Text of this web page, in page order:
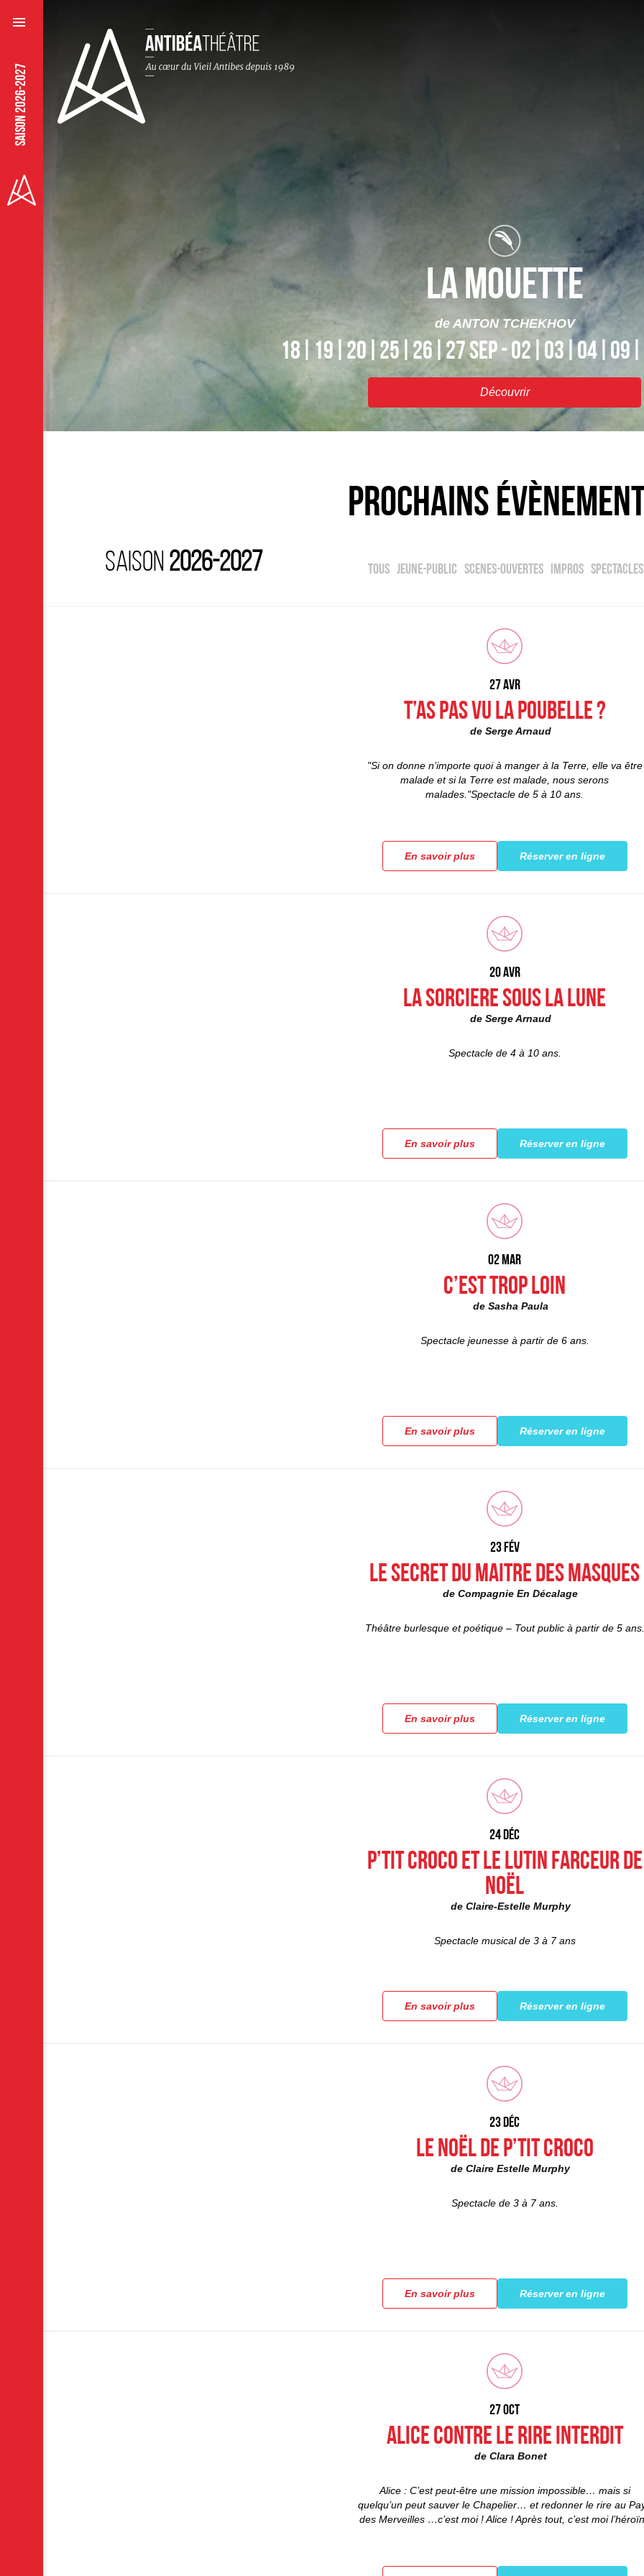
SAISON 2026-2027
LA MOUETTE
de ANTON TCHEKHOV
18|19|20|25|26|27 SEP -
Découvrir
Prochains
Saison 2026-2027 Tous jeune-public scenes-ouvertes impros spectacles
27 AVR
T’AS PAS VU LA POUBELLE ?
de Serge Arnaud
"Si on donne n’importe quoi à manger à la Terre, elle va être
malade et si la Terre est malade, nous serons
malades."Spectacle de 5 à 10 ans.
En savoir plus Réserver en ligne
20 AVR
LA SORCIERE SOUS LA LUNE
de Serge Arnaud
Spectacle de 4 à 10 ans.
En savoir plus Réserver en ligne
02 MAR
C’est trop loin
de Sasha Paula
Spectacle jeunesse à partir de 6 ans.
En savoir plus Réserver en ligne
23 FéV
LE SECRET DU MAITRE DES MASQUES
de Compagnie En Décalage
Théâtre burlesque et poétique – Tout public à partir de 5 ans.
En savoir plus Réserver en ligne
24 DéC
P’tit Croco et Le Lutin Farceur de
Noël
de Claire-Estelle Murphy
Spectacle musical de 3 à 7 ans
En savoir plus Réserver en ligne
23 DéC
Le Noël de P’tit Croco
de Claire Estelle Murphy
Spectacle de 3 à 7 ans.
En savoir plus Réserver en ligne
27 OCT
Alice contre le rire interdit
de Clara Bonet
Alice : C’est peut-être une mission impossible… mais si
quelqu’un peut sauver le Chapelier… et redonner le rire au
des Merveilles …c’est moi ! Alice ! Après tout, c’est moi